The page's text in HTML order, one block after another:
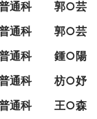
通科
郭○芸
通科
郭○芸
通科
鍾○陽
通科
枋○妤
通科
王○森